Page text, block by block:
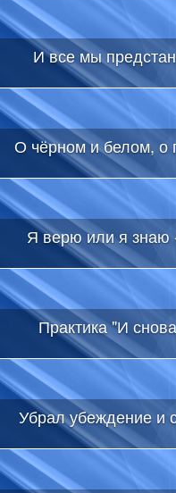
И все мы
О чёрном и белом, о
Я верю или я знаю
Практика "И
Убрал убеждение и